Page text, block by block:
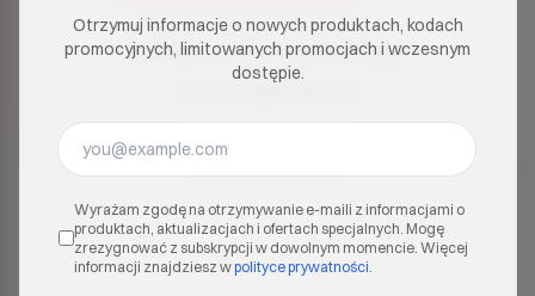
Otrzymuj informacje o nowych produktach, kodach
promocyjnych, limitowanych promocjach i wczesnym
dostępie.
Wyrażam zgodę na otrzymywanie e-maili z informacjami o
produktach, aktualizacjach i ofertach specjalnych. Mogę
zrezygnować z subskrypcji w dowolnym momencie. Więcej
informacji znajdziesz wpolityce prywatności
Dołącz do naszego
newslettera
Otrzymuj informacje o nowych produktach, kodach
promocyjnych, limitowanych promocjach i